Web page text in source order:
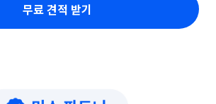
무료 견적 받기